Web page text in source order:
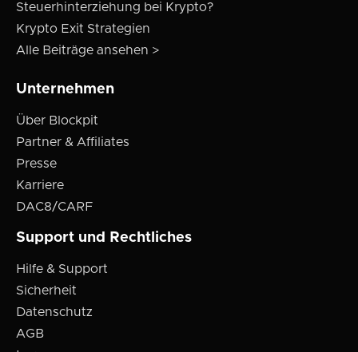
Steuerhinterziehung bei Krypto?
Krypto Exit Strategien
Alle Beiträge ansehen >
Unternehmen
Über Blockpit
Partner & Affiliates
Presse
Karriere
DAC8/CARF
Support und Rechtliches
Hilfe & Support
Sicherheit
Datenschutz
AGB